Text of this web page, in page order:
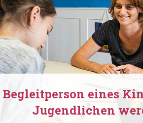
Begleitperson eines
Jugendlichen